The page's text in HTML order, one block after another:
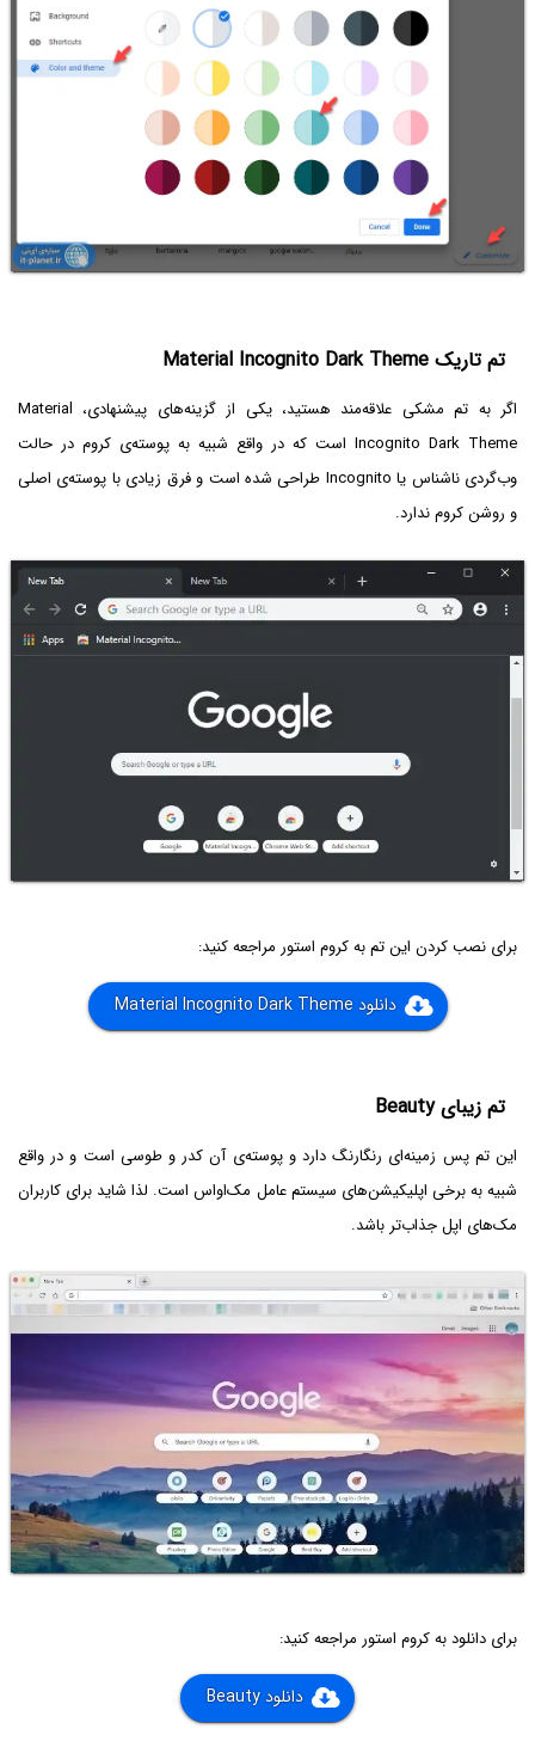
تم تاریک Material Incognito Dark Theme
اگر به تم مشکی علاقه‌مند هستید، یکی از گزینه‌های پیشنهادی، Material
Incognito Dark Theme است که در واقع شبیه به پوسته‌ی کروم در حالت
وب‌گردی ناشناس یا Incognito طراحی شده است و فرق زیادی با پوسته‌ی اصلی
و روشن کروم ندارد.
برای نصب کردن این تم به کروم استور مراجعه کنید:
دانلود Material Incognito Dark Theme
تم زیبای Beauty
این تم پس زمینه‌ای رنگارنگ دارد و پوسته‌ی آن کدر و طوسی است و در واقع
شبیه به برخی اپلیکیشن‌های سیستم عامل مک‌او‌اس است. لذا شاید برای کاربران
مک‌های اپل جذاب‌تر باشد.
برای دانلود به کروم استور مراجعه کنید:
دانلود Beauty